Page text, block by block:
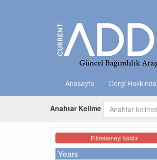
Anasayfa Dergi Hakkında
Anahtar Kelime
Filtrelemeyi kaldır
Years